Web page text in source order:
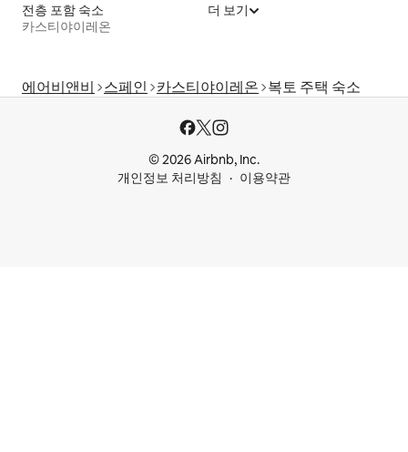
전층 포함 숙소
카스티야이레온
더 보기
에어비앤비 스페인 카스티야이레온 복토 주택 숙소
© 2026 Airbnb, Inc.
개인정보 처리방침
이용약관